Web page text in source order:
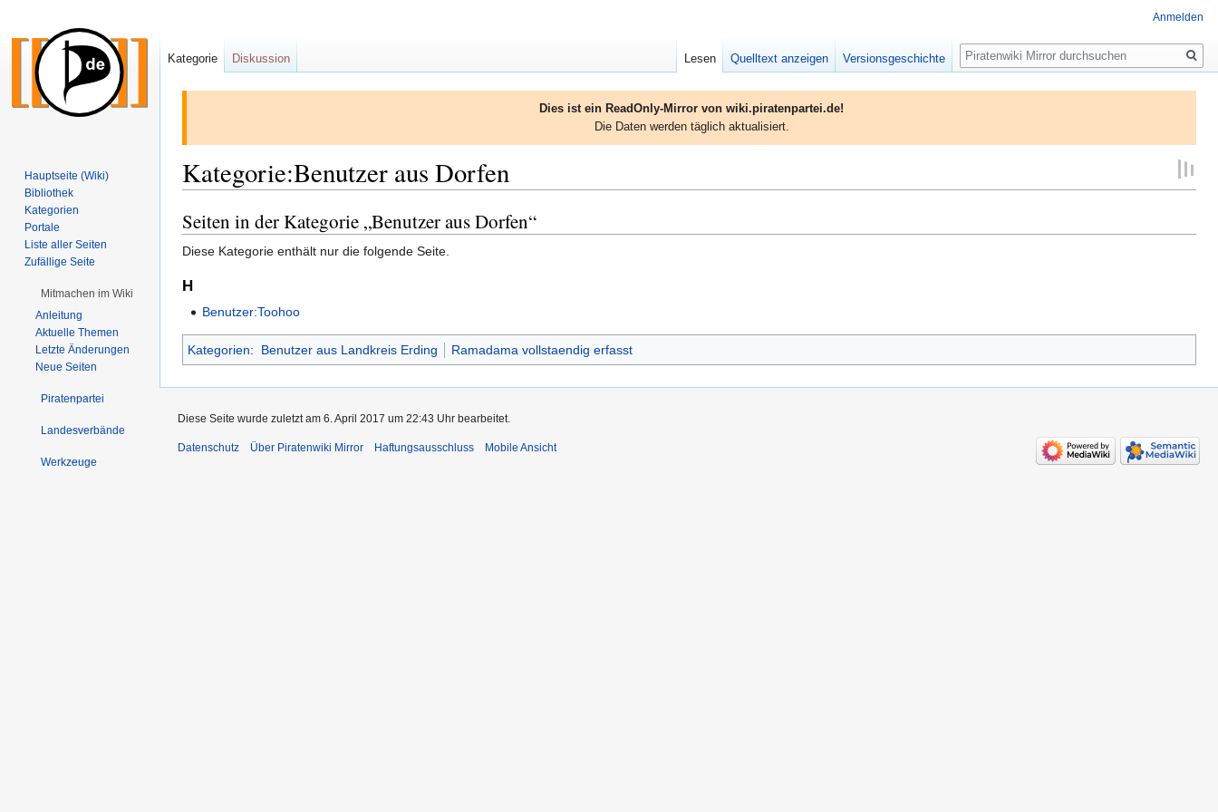
Dies ist ein ReadOnly-Mirror von wiki.piratenpartei.de!
Die Daten werden täglich aktualisiert.
Kategorie:Benutzer aus Dorfen
Zur
Navigation
springen
Zur
Suche
springen
Seiten in der Kategorie „Benutzer aus Dorfen“
Diese Kategorie enthält nur die folgende Seite.
H
Benutzer:Toohoo
Kategorien: Benutzer aus Landkreis Erding Ramadama vollstaendig erfasst
Anmelden
Kategorie Diskussion Lesen Quelltext anzeigen Versionsgeschichte
Suche
Hauptseite (Wiki)
Bibliothek
Kategorien
Portale
Liste aller Seiten
Zufällige Seite
Mitmachen im Wiki
Anleitung
Aktuelle Themen
Letzte Änderungen
Neue Seiten
Piratenpartei
Landesverbände
Werkzeuge
Diese Seite wurde zuletzt am 6. April 2017 um 22:43 Uhr bearbeitet.
Datenschutz Über Piratenwiki Mirror Haftungsausschluss Mobile Ansicht